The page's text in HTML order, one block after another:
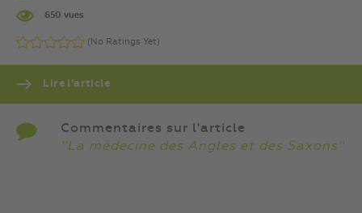
650 vues
(No Ratings Yet)
Lire l’article
Commentaires sur l'article
''La médecine des Angles et des Saxons''